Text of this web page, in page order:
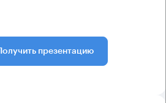
Получить презентацию